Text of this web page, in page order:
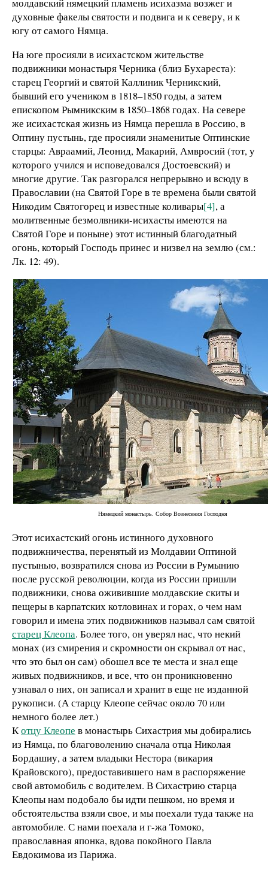
духовные факелы святости и подвига и к северу, и к
югу от самого Нямца.
На юге просияли в исихастском жительстве
подвижники монастыря Черника (близ Бухареста):
старец Георгий и святой Каллиник Черникский,
бывший его учеником в 1818–1850 годы, а затем
епископом Рымникским в 1850–1868 годах. На севере
же исихастская жизнь из Нямца перешла в Россию, в
Оптину пустынь, где просияли знаменитые Оптинские
старцы: Авраамий, Леонид, Макарий, Амвросий (тот, у
которого учился и исповедовался Достоевский) и
многие другие. Так разгорался непрерывно и всюду в
Православии (на Святой Горе в те времена были святой
Никодим Святогорец и известные коливары[4], а
молитвенные безмолвники-исихасты имеются на
Святой Горе и поныне) этот истинный благодатный
огонь, который Господь принес и низвел на землю (см.:
Лк. 12: 49).
Нямецкий монастырь. Собор Вознесения Господня
Этот исихастский огонь истинного духовного
подвижничества, перенятый из Молдавии Оптиной
пустынью, возвратился снова из России в Румынию
после русской революции, когда из России пришли
подвижники, снова оживившие молдавские скиты и
пещеры в карпатских котловинах и горах, о чем нам
говорил и имена этих подвижников называл сам святой
старец Клеопа. Более того, он уверял нас, что некий
монах (из смирения и скромности он скрывал от нас,
что это был он сам) обошел все те места и знал еще
живых подвижников, и все, что он проникновенно
узнавал о них, он записал и хранит в еще не изданной
рукописи. (А старцу Клеопе сейчас около 70 или
немного более лет.)
Котцу Клеопе в монастырь Сихастрия мы добирались
из Нямца, по благоволению сначала отца Николая
Бордашиу, а затем владыки Нестора (викария
Крайовского), предоставившего нам в распоряжение
свой автомобиль с водителем. В Сихастрию старца
Клеопы нам подобало бы идти пешком, но время и
обстоятельства взяли свое, и мы поехали туда также на
автомобиле. С нами поехала и г-жа Томоко,
православная японка, вдова покойного Павла
Евдокимова из Парижа.